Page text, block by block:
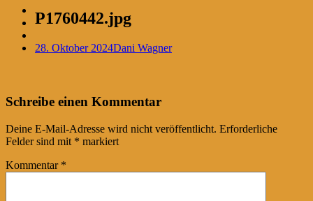
P1760442.jpg
28. Oktober 2024Dani Wagner
Post
navigation
←
Schreibe einen Kommentar
Deine E-Mail-Adresse wird nicht veröffentlicht. Erforderliche
Felder sind mit * markiert
Kommentar *